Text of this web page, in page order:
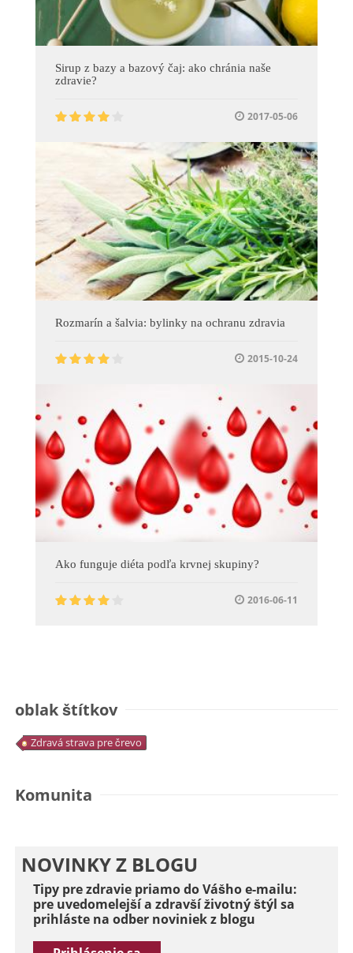
Sirup z bazy a bazový čaj: ako chránia naše
zdravie?
2017-05-06
Rozmarín a šalvia: bylinky na ochranu zdravia
2015-10-24
Ako funguje diéta podľa krvnej skupiny?
2016-06-11
oblak štítkov
Zdravá strava pre črevo
Komunita
NOVINKY Z BLOGU
Tipy pre zdravie priamo do Vášho e-mailu:
pre uvedomelejší a zdravší životný štýl sa
prihláste na odber noviniek z blogu